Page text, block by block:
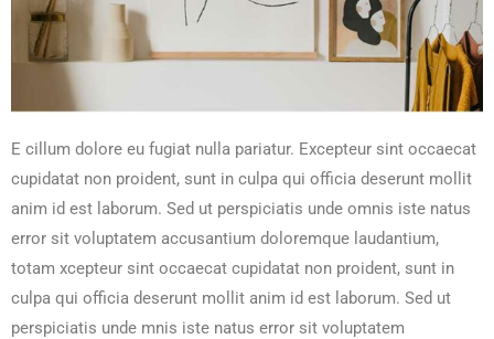
E cillum dolore eu fugiat nulla pariatur. Excepteur sint occaecat
cupidatat non proident, sunt in culpa qui officia deserunt mollit
anim id est laborum. Sed ut perspiciatis unde omnis iste natus
error sit voluptatem accusantium doloremque laudantium,
totam xcepteur sint occaecat cupidatat non proident, sunt in
culpa qui officia deserunt mollit anim id est laborum. Sed ut
perspiciatis unde mnis iste natus error sit voluptatem